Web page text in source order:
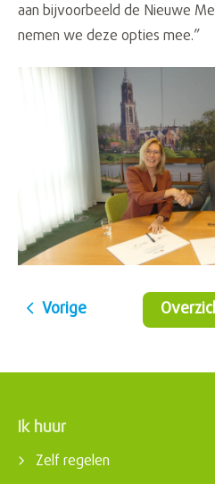
aan bijvoorbeeld de Nieuwe
nemen we deze opties mee.”
Vorige
Contactinformatie
Ik huur
Zelf regelen